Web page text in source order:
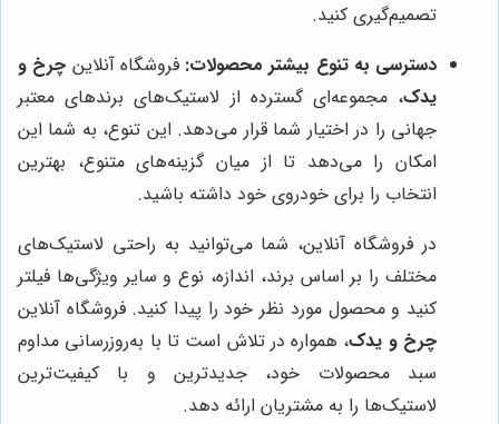
تصمیم‌گیری کنید.
دسترسی به تنوع بیشتر محصولات: فروشگاه آنلاین چرخ و
یدک، مجموعه‌ای گسترده از لاستیک‌های برندهای معتبر
جهانی را در اختیار شما قرار می‌دهد. این تنوع، به شما این
امکان را می‌دهد تا از میان گزینه‌های متنوع، بهترین
انتخاب را برای خودروی خود داشته باشید.
در فروشگاه آنلاین، شما می‌توانید به راحتی لاستیک‌های
مختلف را بر اساس برند، اندازه، نوع و سایر ویژگی‌ها فیلتر
کنید و محصول مورد نظر خود را پیدا کنید. فروشگاه آنلاین
چرخ و یدک، همواره در تلاش است تا با به‌روزرسانی مداوم
سبد محصولات خود، جدیدترین و با کیفیت‌ترین
لاستیک‌ها را به مشتریان ارائه دهد.